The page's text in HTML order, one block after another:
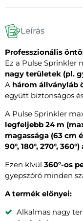
Leírás
Professzionális
Ez a Pulse Sprinkler
nagy területek (pl.
A három állványláb
együtt biztonságos
A Pulse Sprinkler
legfeljebb 24 m
magassága (63 cm
90°, 180°, 270°,
Ezen kívül 360°-os
gyepszóró minden
A termék előnyei:
Alkalmas nagy